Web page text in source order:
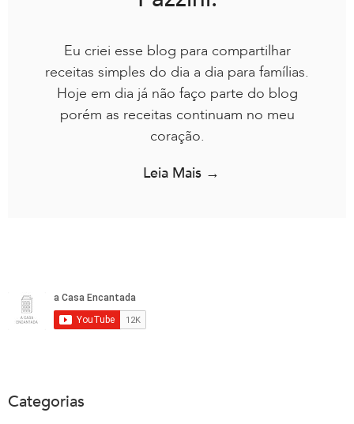
Eu criei esse blog para compartilhar
receitas simples do dia a dia para famílias.
Hoje em dia já não faço parte do blog
porém as receitas continuam no meu
coração.
Leia Mais →
Categorias